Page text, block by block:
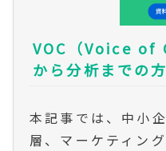
VOC（Voice of
から分析までの
本記事では、中小
層、マーケティン